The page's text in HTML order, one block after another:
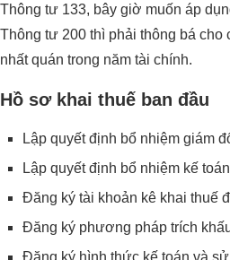
Thông tư 133, bây giờ muốn áp
Thông tư 200 thì phải thông bá cho
nhất quán trong năm tài chính.
Hồ sơ khai thuế ban đầu
Lập quyết định bổ nhiệm giám
Lập quyết định bổ nhiệm kế
Đăng ký tài khoản kê khai thuế
Đăng ký phương pháp trích
Đăng ký hình thức kế toán và